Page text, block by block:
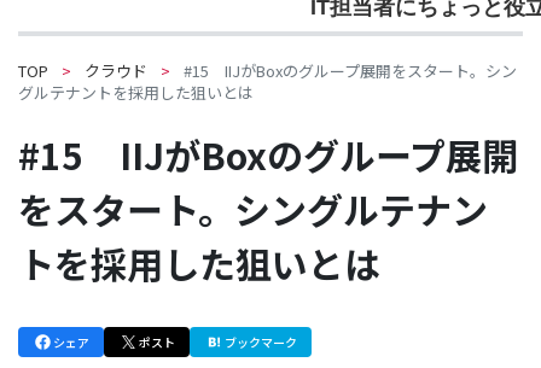
IT担当者にちょっと役
TOP クラウド
#15 IIJがBoxのグループ展開をスタート。シン
グルテナントを採用した狙いとは
#15 IIJがBoxのグループ展開
をスタート。シングルテナン
トを採用した狙いとは
シェア ポスト ブックマーク